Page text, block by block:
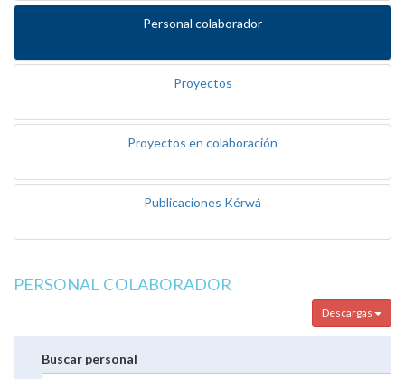
Personal colaborador
Proyectos
Proyectos en colaboración
Publicaciones Kérwá
PERSONAL COLABORADOR
Descargas
Buscar personal